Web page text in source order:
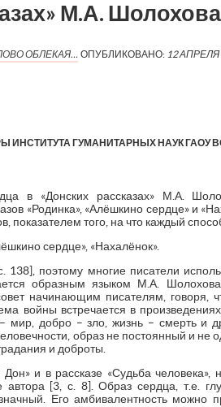
М.А. Шолохова
ОБЛЕКАЯ… ОПУБЛИКОВАНО: 12 АПРЕЛЯ
ГУМАНИТАРНЫХ НАУК ГАОУ
в «Донских рассказах» М.А.
«Родинка», «Алёшкино сердце» и
показателем того, на что каждый
сердце», «Нахалёнок».
поэтому многие писатели
образным языком М.А.
начинающим писателям, говоря,
войны встречается в
– мир, добро – зло, жизнь – смерть и
образ не постоянный и не
и доброты.
и в рассказе «Судьба человека»,
[3, с. 8]. Образ сердца, т.е.
Его амбивалентность можно